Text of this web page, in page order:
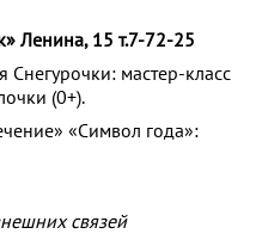
Ленина, 15 т.7-72-25
Снегурочки: мастер-класс
(0+).
«Символ года»:
связей